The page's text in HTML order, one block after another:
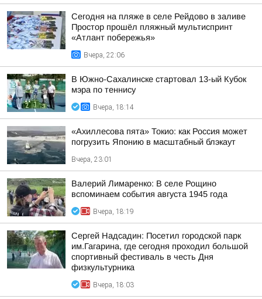
Сегодня на пляже в селе Рейдово в заливе
Простор прошёл пляжный мультиспринт
«Атлант побережья»
Вчера, 22:06
В Южно-Сахалинске стартовал 13-ый Кубок
мэра по теннису
Вчера, 18:14
«Ахиллесова пята» Токио: как Россия может
погрузить Японию в масштабный блэкаут
Вчера, 23:01
Валерий Лимаренко: В селе Рощино
вспоминаем события августа 1945 года
Вчера, 18:19
Сергей Надсадин: Посетил городской парк
им.Гагарина, где сегодня проходил большой
спортивный фестиваль в честь Дня
физкультурника
Вчера, 18:03